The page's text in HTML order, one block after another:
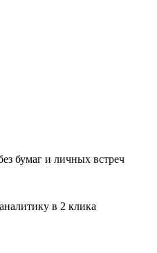
бумаг и личных встреч
в 2 клика